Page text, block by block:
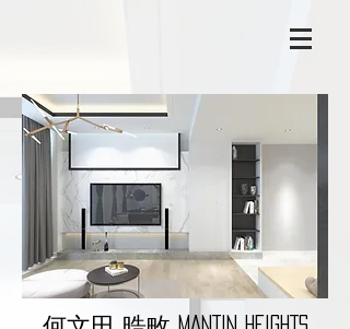
何文田 晧畋 MANTIN HEIGHTS